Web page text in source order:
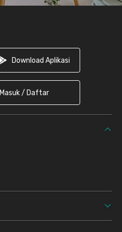
Download Aplikasi
Masuk / Daftar